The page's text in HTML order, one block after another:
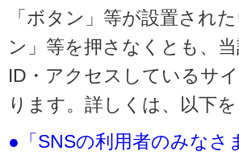
「ボタン」等が設置され
ン」等を押さなくとも、
ID・アクセスしているサ
ります。詳しくは、以下
●「SNSの利用者のみなさ